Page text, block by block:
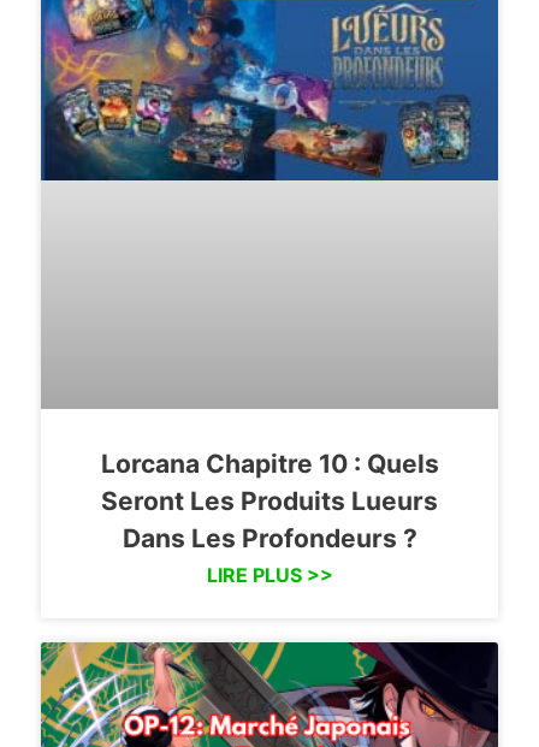
Lorcana Chapitre 10 : Quels
Seront Les Produits Lueurs
Dans Les Profondeurs ?
LIRE PLUS >>